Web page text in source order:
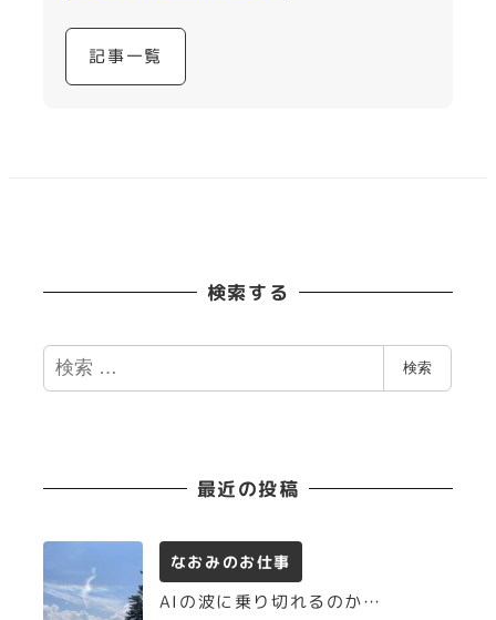
記事一覧
検索する
検
索
検索
最近の投稿
なおみのお仕事
AIの波に乗り切れるのか…